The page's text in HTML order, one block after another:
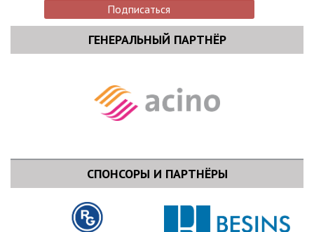
Подписаться
ГЕНЕРАЛЬНЫЙ ПАРТНЁР
СПОНСОРЫ И ПАРТНЁРЫ